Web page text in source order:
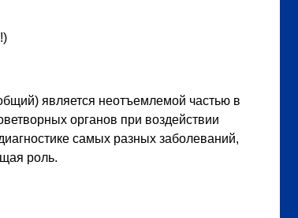
является неотъемлемой частью в
органов при воздействии
самых разных заболеваний,
роль.